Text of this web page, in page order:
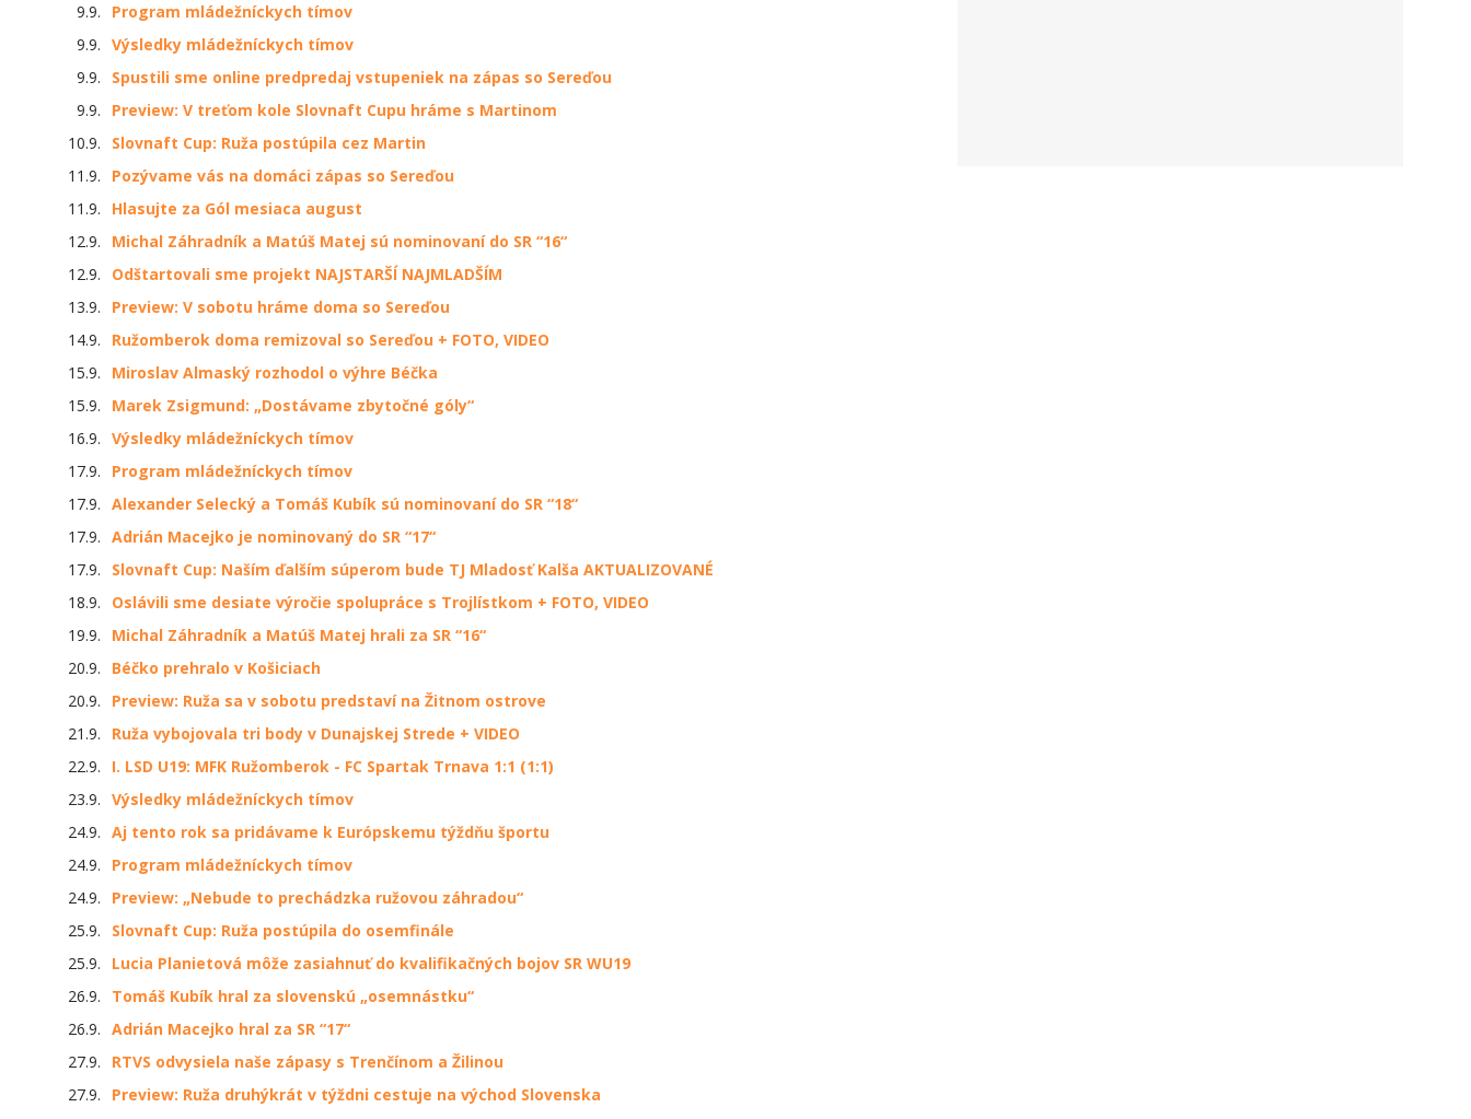
9.9.
Program mládežníckych tímov
9.9. Výsledky mládežníckych tímov
9.9.
Spustili sme online predpredaj vstupeniek na zápas so Sereďou
9.9.
Preview: V treťom kole Slovnaft Cupu hráme s Martinom
10.9.
Slovnaft Cup: Ruža postúpila cez Martin
11.9.
Pozývame vás na domáci zápas so Sereďou
11.9.
Hlasujte za Gól mesiaca august
12.9.
Michal Záhradník a Matúš Matej sú nominovaní do SR “16“
12.9.
Odštartovali sme projekt NAJSTARŠÍ NAJMLADŠÍM
13.9.
Preview: V sobotu hráme doma so Sereďou
14.9.
Ružomberok doma remizoval so Sereďou + FOTO, VIDEO
15.9.
Miroslav Almaský rozhodol o výhre Béčka
15.9.
Marek Zsigmund: „Dostávame zbytočné góly“
16.9. Výsledky mládežníckych tímov
17.9.
Program mládežníckych tímov
17.9. Alexander Selecký a Tomáš Kubík sú nominovaní do SR “18“
17.9. Adrián Macejko je nominovaný do SR “17“
17.9.
Slovnaft Cup: Naším ďalším súperom bude TJ Mladosť Kalša AKTUALIZOVANÉ
18.9.
Oslávili sme desiate výročie spolupráce s Trojlístkom + FOTO, VIDEO
19.9.
Michal Záhradník a Matúš Matej hrali za SR “16“
20.9.
Béčko prehralo v Košiciach
20.9.
Preview: Ruža sa v sobotu predstaví na Žitnom ostrove
21.9.
Ruža vybojovala tri body v Dunajskej Strede + VIDEO
22.9.
I. LSD U19: MFK Ružomberok - FC Spartak Trnava 1:1 (1:1)
23.9. Výsledky mládežníckych tímov
24.9. Aj tento rok sa pridávame k Európskemu týždňu športu
24.9.
Program mládežníckych tímov
24.9.
Preview: „Nebude to prechádzka ružovou záhradou“
25.9.
Slovnaft Cup: Ruža postúpila do osemfinále
25.9.
Lucia Planietová môže zasiahnuť do kvalifikačných bojov SR WU19
26.9.
Tomáš Kubík hral za slovenskú „osemnástku“
26.9. Adrián Macejko hral za SR “17“
27.9.
RTVS odvysiela naše zápasy s Trenčínom a Žilinou
27.9.
Preview: Ruža druhýkrát v týždni cestuje na východ Slovenska